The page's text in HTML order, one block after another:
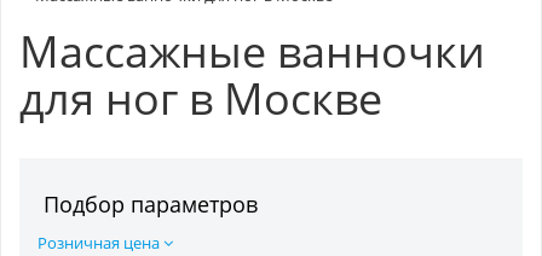
Массажные ванночки
для ног в Москве
Подбор параметров
Розничная цена